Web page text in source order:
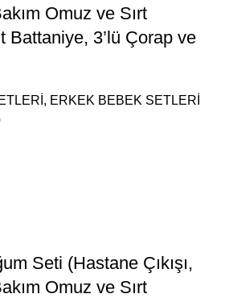
Omuz ve Sırt
Battaniye, 3’lü Çorap ve
, ERKEK BEBEK SETLERİ
Seti (Hastane Çıkışı,
Omuz ve Sırt